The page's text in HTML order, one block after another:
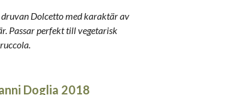
Dolcetto med karaktär av
Passar perfekt till vegetarisk
Doglia 2018